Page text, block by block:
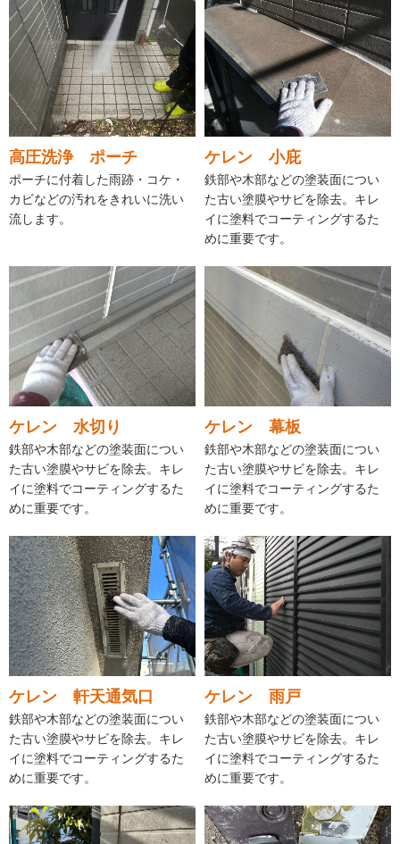
高圧洗浄 ポーチ
ポーチに付着した雨跡・コケ・
カビなどの汚れをきれいに洗い
流します。
ケレン 小庇
鉄部や木部などの塗装面につい
た古い塗膜やサビを除去。キレ
イに塗料でコーティングするた
めに重要です。
ケレン 水切り
鉄部や木部などの塗装面につい
た古い塗膜やサビを除去。キレ
イに塗料でコーティングするた
めに重要です。
ケレン 幕板
鉄部や木部などの塗装面につい
た古い塗膜やサビを除去。キレ
イに塗料でコーティングするた
めに重要です。
ケレン 軒天通気口
鉄部や木部などの塗装面につい
た古い塗膜やサビを除去。キレ
イに塗料でコーティングするた
めに重要です。
ケレン 雨戸
鉄部や木部などの塗装面につい
た古い塗膜やサビを除去。キレ
イに塗料でコーティングするた
めに重要です。